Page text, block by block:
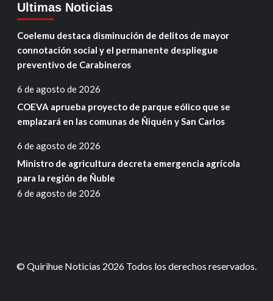
Ultimas Noticias
Coelemu destaca disminución de delitos de mayor
connotación social y el permanente despliegue
preventivo de Carabineros
6 de agosto de 2026
COEVA aprueba proyecto de parque eólico que se
emplazará en las comunas de Ñiquén y San Carlos
6 de agosto de 2026
Ministro de agricultura decreta emergencia agrícola
para la región de Ñuble
6 de agosto de 2026